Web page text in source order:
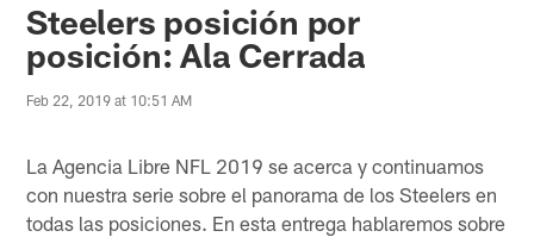
Steelers posición por
posición: Ala Cerrada
Feb 22, 2019 at 10:51 AM
La Agencia Libre NFL 2019 se acerca y continuamos
con nuestra serie sobre el panorama de los Steelers en
todas las posiciones. En esta entrega hablaremos sobre